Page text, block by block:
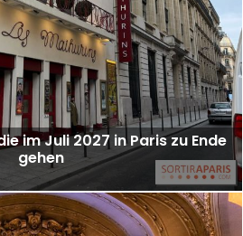
im Juli 2027 in Paris zu Ende
gehen